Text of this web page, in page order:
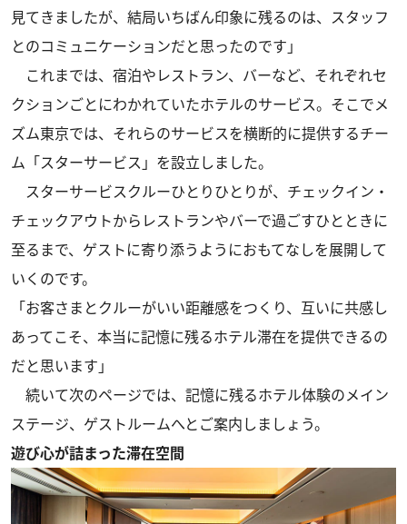
見てきましたが、結局いちばん印象に残るのは、スタッフ
とのコミュニケーションだと思ったのです」
これまでは、宿泊やレストラン、バーなど、それぞれセ
クションごとにわかれていたホテルのサービス。そこでメ
ズム東京では、それらのサービスを横断的に提供するチー
ム「スターサービス」を設立しました。
スターサービスクルーひとりひとりが、チェックイン・
チェックアウトからレストランやバーで過ごすひとときに
至るまで、ゲストに寄り添うようにおもてなしを展開して
いくのです。
「お客さまとクルーがいい距離感をつくり、互いに共感し
あってこそ、本当に記憶に残るホテル滞在を提供できるの
だと思います」
続いて次のページでは、記憶に残るホテル体験のメイン
ステージ、ゲストルームへとご案内しましょう。
遊び心が詰まった滞在空間